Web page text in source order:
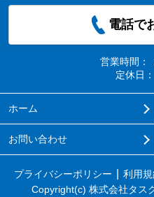
電話で
営業時間：
定休日：
ホーム
お問い合わせ
プライバシーポリシー 利用規
Copyright(c) 株式会社タス